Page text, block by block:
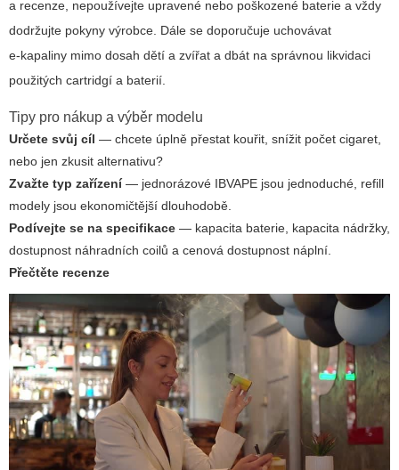
a recenze, nepoužívejte upravené nebo poškozené baterie a vždy
dodržujte pokyny výrobce. Dále se doporučuje uchovávat
e‑kapaliny mimo dosah dětí a zvířat a dbát na správnou likvidaci
použitých cartridgí a baterií.
Tipy pro nákup a výběr modelu
Určete svůj cíl — chcete úplně přestat kouřit, snížit počet cigaret,
nebo jen zkusit alternativu?
Zvažte typ zařízení— jednorázové IBVAPE jsou jednoduché, refill
modely jsou ekonomičtější dlouhodobě.
Podívejte se na specifikace — kapacita baterie, kapacita nádržky,
dostupnost náhradních coilů a cenová dostupnost náplní.
Přečtěte recenze